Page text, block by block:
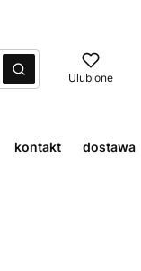
Szukaj Ulubione
kontakt dostawa